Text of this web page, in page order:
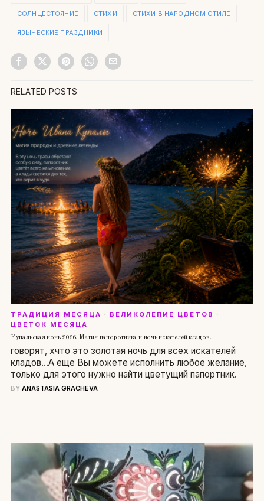
СОЛНЦЕСТОЯНИЕ СТИХИ СТИХИ В НАРОДНОМ СТИЛЕ
ЯЗЫЧЕСКИЕ ПРАЗДНИКИ
RELATED POSTS
ТРАДИЦИЯ МЕСЯЦА · ВЕЛИКОЛЕПИЕ ЦВЕТОВ ·
ЦВЕТОК МЕСЯЦА
Купальская ночь 2026. Магия папоротника и ночь искателей кладов.
говорят, xчто это золотая ночь для всех искателей
кладов...А еще Вы можете исполнить любое желание,
только для этого нужно найти цветущий папортник.
BY ANASTASIA GRACHEVA